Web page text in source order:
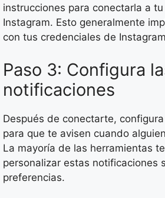
instrucciones para conectarla a
Instagram. Esto generalmente
con tus credenciales de
Paso 3: Configura
notificaciones
Después de conectarte,
para que te avisen cuando
La mayoría de las herramientas
personalizar estas notificaciones
preferencias.